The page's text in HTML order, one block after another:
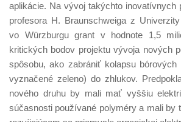
aplikácie. Na vývoj takýchto inovatívnych
profesora H. Braunschweiga z
vo Würzburgu grant v hodnote 1,5
kritických bodov projektu vývoja nových
spôsobu, ako zabrániť kolapsu
vyznačené zeleno) do zhlukov.
nového druhu by mali mať vyššiu
súčasnosti používané polyméry a mali by